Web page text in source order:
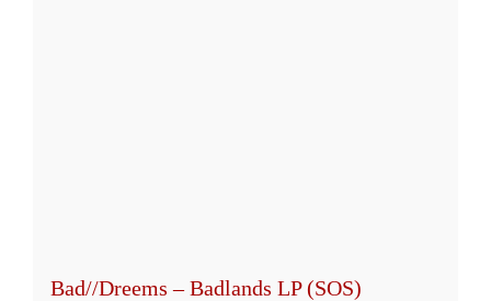
Bad//Dreems – Badlands LP (SOS)